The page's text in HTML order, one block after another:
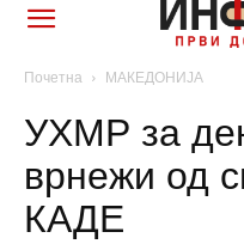
Почетна МАКЕДОНИЈА
УХМР за
врнежи од
КАДЕ